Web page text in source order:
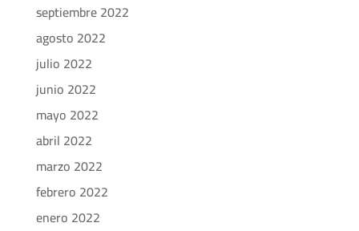
septiembre 2022
agosto 2022
julio 2022
junio 2022
mayo 2022
abril 2022
marzo 2022
febrero 2022
enero 2022